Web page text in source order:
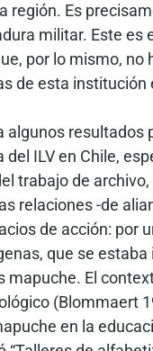
región. Es
militar. Este
por lo mismo,
de esta
algunos
ILV en Chile,
trabajo de
relaciones -de
de acción: por
que se
mapuche. El
(Blommaert
en la